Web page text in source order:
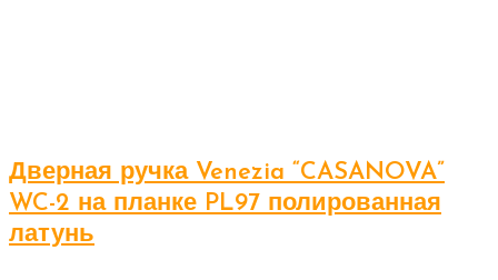
Дверная ручка Venezia “CASANOVA”
WC-2 на планке PL97 полированная
латунь